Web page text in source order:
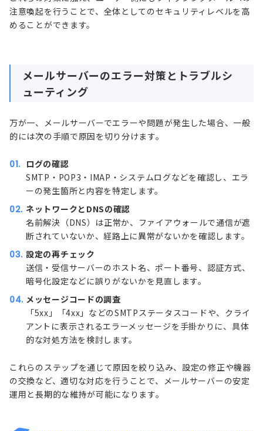
注意喚起を行うことで、全体としてのセキュリティレベルを高
めることができます。
メールサーバーのエラー対策とトラブルシ
ューティング
万が一、メールサーバーでエラーや問題が発生した場合、一般
的には次の手順で原因を切り分けます。
ログの確認
SMTP・POP3・IMAP・システムログなどを確認し、エラ
ーの発生箇所と内容を特定します。
ネットワークとDNSの確認
名前解決（DNS）は正常か、ファイアウォールで通信が遮
断されていないか、経路上に異常がないかを確認します。
設定の再チェック
送信・受信サーバーのホスト名、ポート番号、認証方式、
暗号化設定などに誤りがないかを見直します。
メッセージコードの調査
「5xx」「4xx」などのSMTPステータスコードや、クライ
アントに表示されるエラーメッセージを手掛かりに、具体
的な対処方法を検討します。
これらのステップを通じて原因を絞り込み、設定の修正や機器
の交換など、適切な対応を行うことで、メールサーバーの安定
運用と長期的な維持が可能になります。